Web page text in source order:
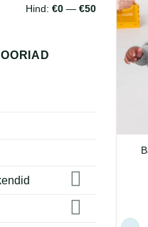
Hind: €0— €50